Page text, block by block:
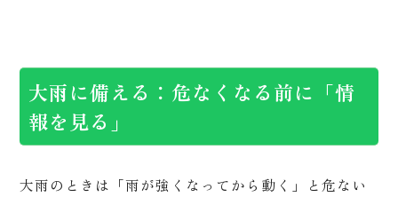
大雨に備える：危なくなる前に「情
報を見る」
大雨のときは「雨が強くなってから動く」と危ない